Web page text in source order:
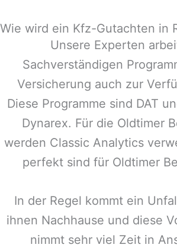
Wie wird ein Kfz-Gutachten in
Unsere Experten
Sachverständigen
Versicherung auch zur
Diese Programme sind DAT
Dynarex. Für die Oldtimer
werden Classic Analytics
perfekt sind für Oldtimer
In der Regel kommt ein
ihnen Nachhause und diese
nimmt sehr viel Zeit in